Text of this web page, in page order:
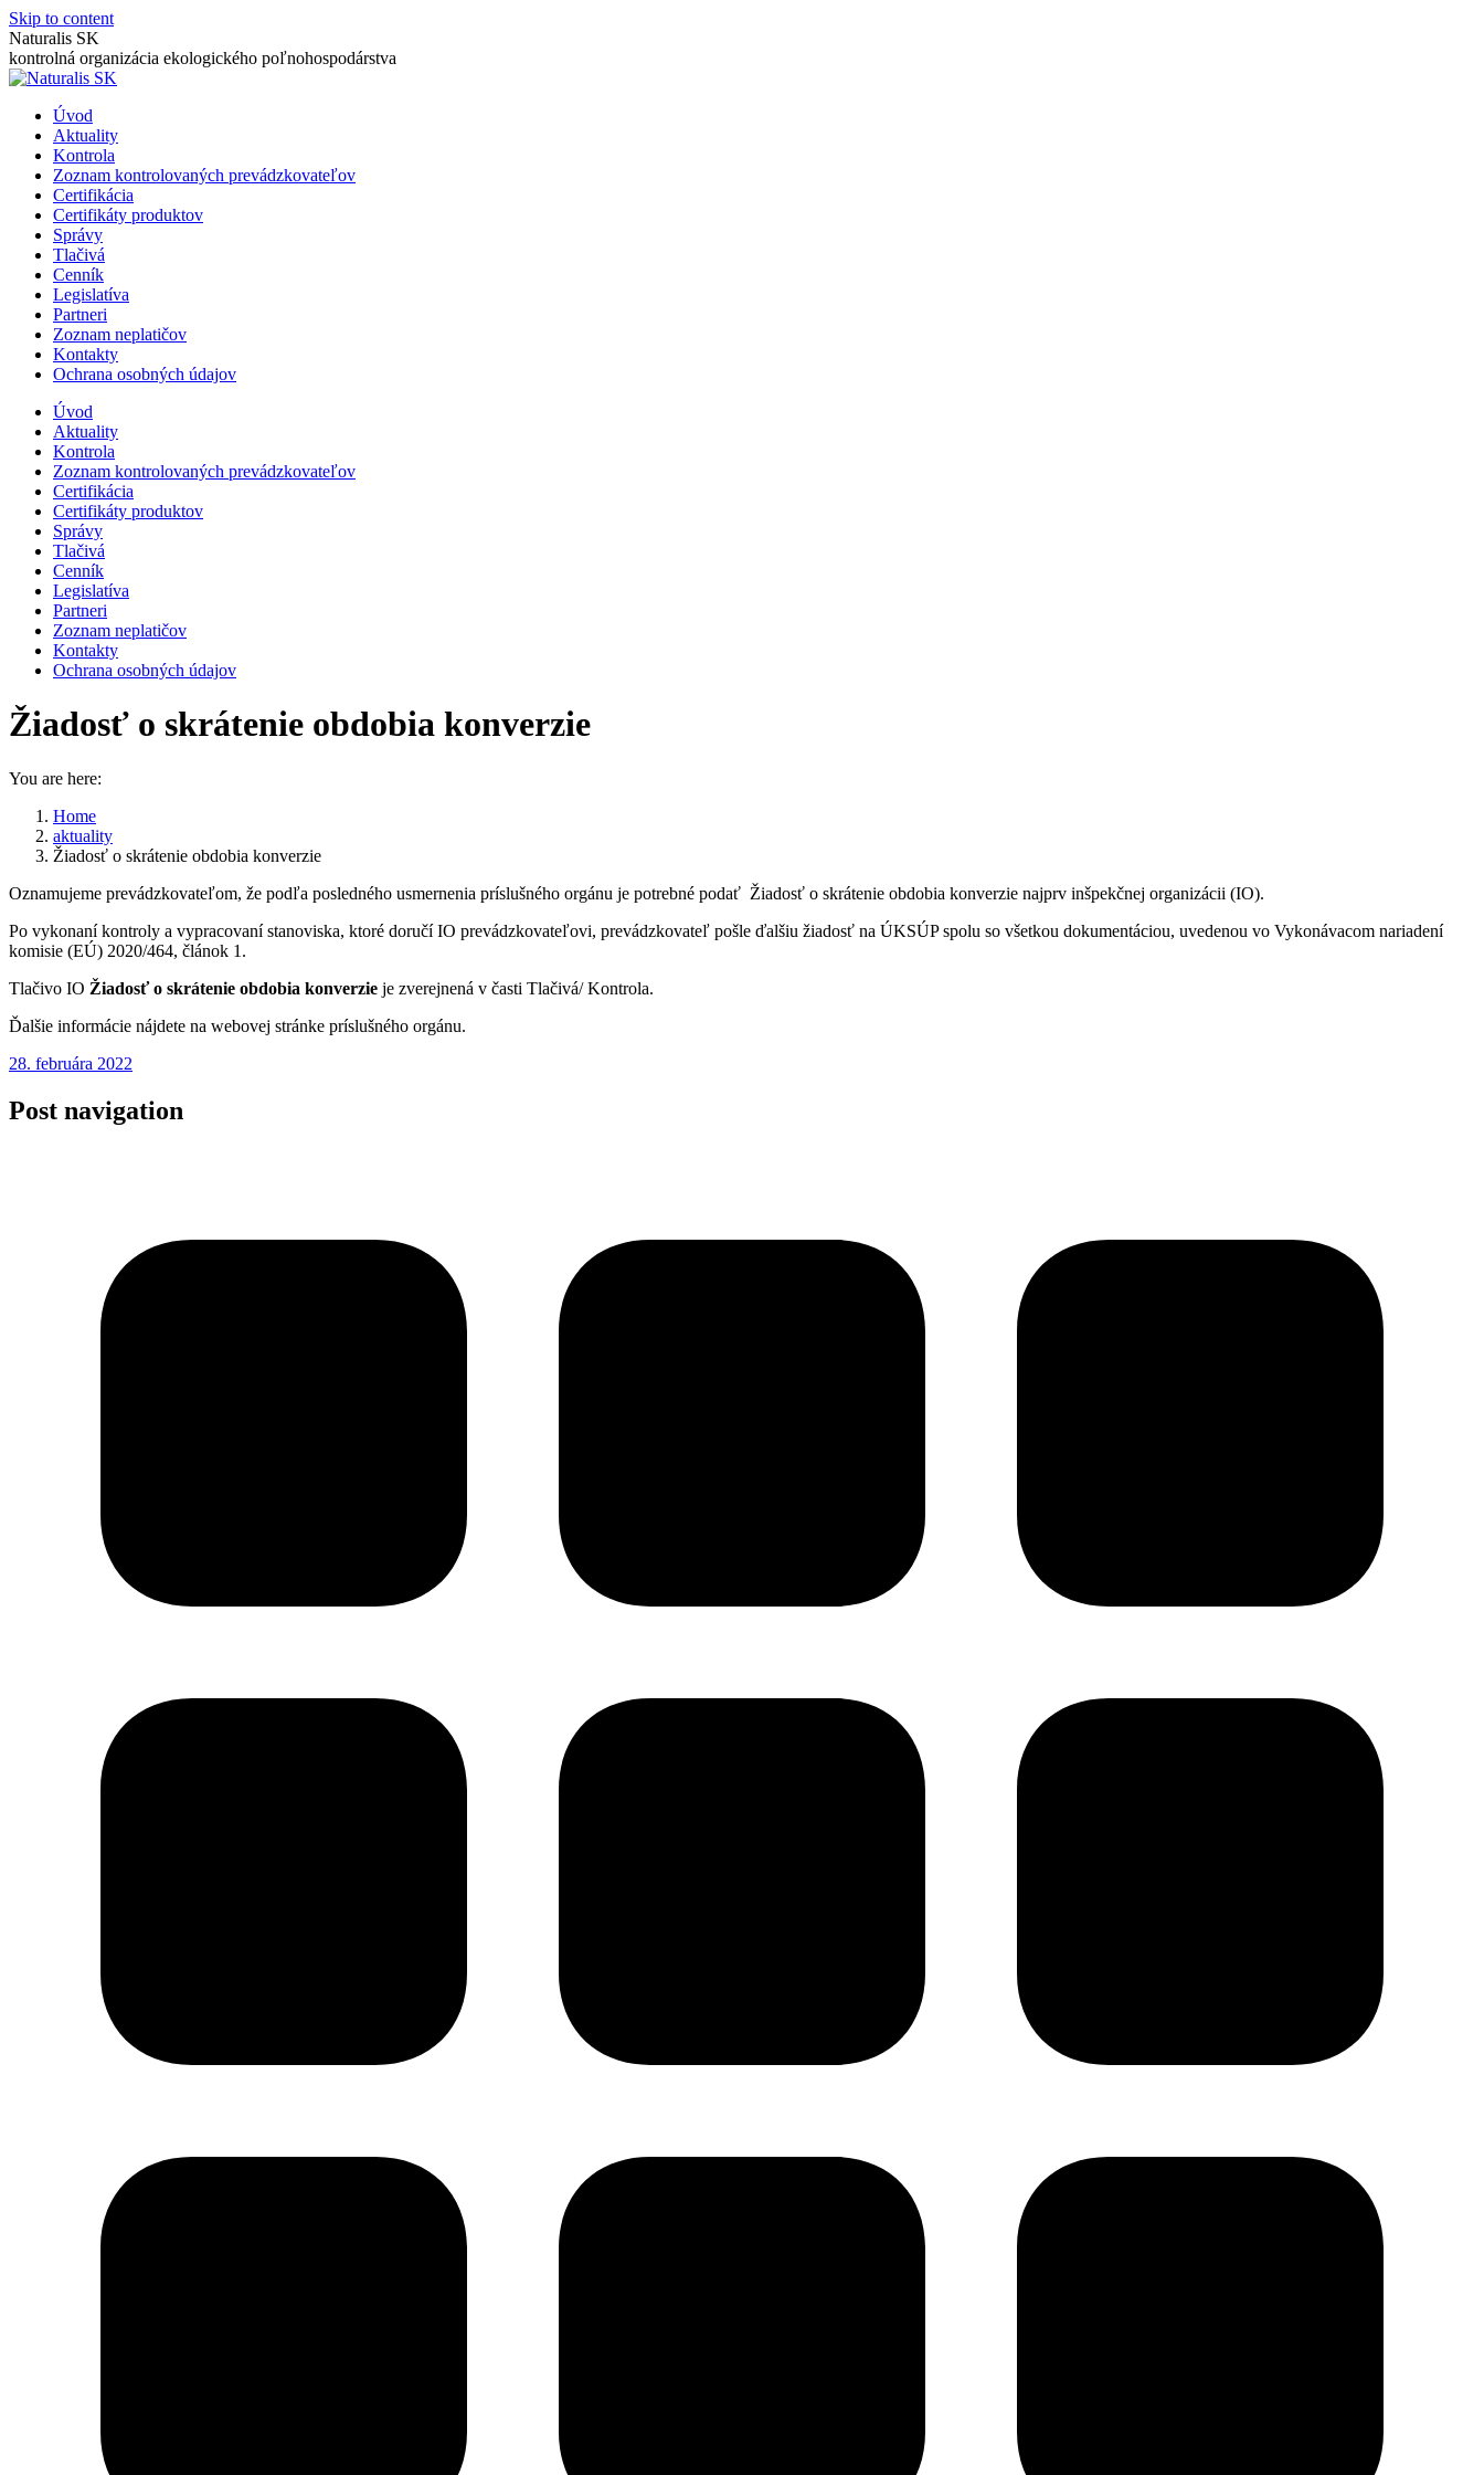
Skip to content
Naturalis SK
kontrolná organizácia ekologického poľnohospodárstva
Úvod
Aktuality
Kontrola
Zoznam kontrolovaných prevádzkovateľov
Certifikácia
Certifikáty produktov
Správy
Tlačivá
Cenník
Legislatíva
Partneri
Zoznam neplatičov
Kontakty
Ochrana osobných údajov
Úvod
Aktuality
Kontrola
Zoznam kontrolovaných prevádzkovateľov
Certifikácia
Certifikáty produktov
Správy
Tlačivá
Cenník
Legislatíva
Partneri
Zoznam neplatičov
Kontakty
Ochrana osobných údajov
Žiadosť o skrátenie obdobia konverzie
You are here:
Home
aktuality
Žiadosť o skrátenie obdobia konverzie
Oznamujeme prevádzkovateľom, že podľa posledného usmernenia príslušného orgánu je potrebné podať Žiadosť o skrátenie obdobia konverzie najprv inšpekčnej organizácii (IO).
Po vykonaní kontroly a vypracovaní stanoviska, ktoré doručí IO prevádzkovateľovi, prevádzkovateľ pošle ďalšiu žiadosť na ÚKSÚP spolu so všetkou dokumentáciou, uvedenou vo Vykonávacom nariadení
komisie (EÚ) 2020/464, článok 1.
Tlačivo IO Žiadosť o skrátenie obdobia konverzie je zverejnená v časti Tlačivá/ Kontrola.
Ďalšie informácie nájdete na webovej stránke príslušného orgánu.
28. februára 2022
Post navigation